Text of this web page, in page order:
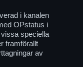
i kanalen
OPstatus i
speciella
framförallt
av